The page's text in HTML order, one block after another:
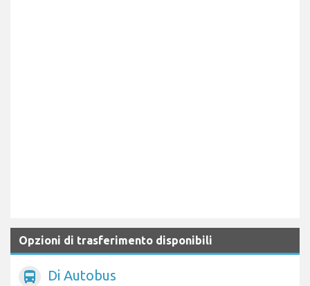
Opzioni di trasferimento disponibili
directions_bus Di Autobus